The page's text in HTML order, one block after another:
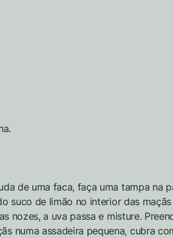
de uma faca, faça uma tampa
suco de limão no interior das
nozes, a uva passa e misture.
numa assadeira pequena, cubra